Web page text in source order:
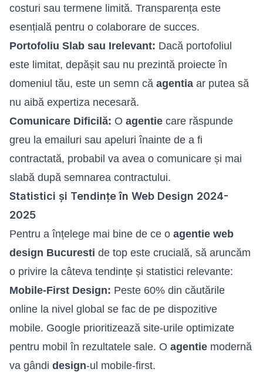
costuri sau termene limită. Transparența este
esențială pentru o colaborare de succes.
Portofoliu Slab sau Irelevant: Dacă portofoliul
este limitat, depășit sau nu prezintă proiecte în
domeniul tău, este un semn că agentia ar putea să
nu aibă expertiza necesară.
Comunicare Dificilă: O agentie care răspunde
greu la emailuri sau apeluri înainte de a fi
contractată, probabil va avea o comunicare și mai
slabă după semnarea contractului.
Statistici și Tendințe în Web Design 2024-
2025
Pentru a înțelege mai bine de ce o agentie web
design Bucuresti de top este crucială, să aruncăm
o privire la câteva tendințe și statistici relevante:
Mobile-First Design: Peste 60% din căutările
online la nivel global se fac de pe dispozitive
mobile. Google prioritizează site-urile optimizate
pentru mobil în rezultatele sale. O agentie modernă
va gândi design-ul mobile-first.